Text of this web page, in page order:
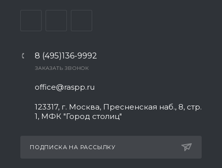
8 (495)136-9992
ЗАКАЗАТЬ ЗВОНОК
office@raspp.ru
123317, г. Москва, Пресненская наб., 8, стр.
1, МФК "Город столиц"
ПОДПИСКА НА РАССЫЛКУ